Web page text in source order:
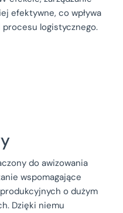
efektywne, co wpływa
logistycznego.
do awizowania
wspomagające
o dużym
Dzięki niemu